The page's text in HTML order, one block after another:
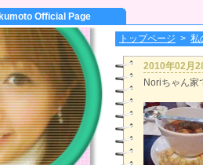
Official Page
トップページ > 私
2010年02月
Noriちゃん家